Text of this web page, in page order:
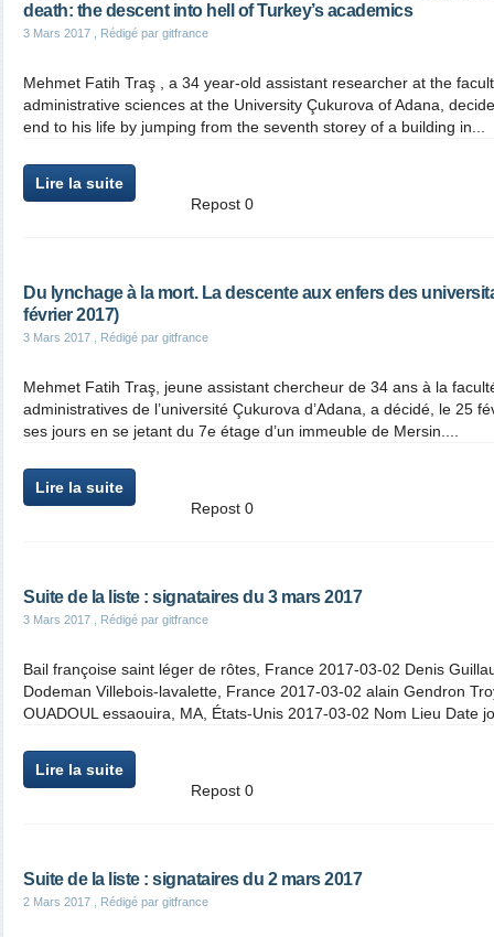
death: the descent into hell of Turkey’s academics
3 Mars 2017 , Rédigé par gitfrance
Mehmet Fatih Traş , a 34 year-old assistant researcher at the
administrative sciences at the University Çukurova of Adana,
end to his life by jumping from the seventh storey of a building in...
Lire la suite
Repost 0
Du lynchage à la mort. La descente aux enfers des
février 2017)
3 Mars 2017 , Rédigé par gitfrance
Mehmet Fatih Traş, jeune assistant chercheur de 34 ans à la
administratives de l’université Çukurova d’Adana, a décidé, le 25
ses jours en se jetant du 7e étage d’un immeuble de Mersin....
Lire la suite
Repost 0
Suite de la liste : signataires du 3 mars 2017
3 Mars 2017 , Rédigé par gitfrance
Bail françoise saint léger de rôtes, France 2017-03-02 Denis
Dodeman Villebois-lavalette, France 2017-03-02 alain Gendron
OUADOUL essaouira, MA, États-Unis 2017-03-02 Nom Lieu Date
Lire la suite
Repost 0
Suite de la liste : signataires du 2 mars 2017
2 Mars 2017 , Rédigé par gitfrance